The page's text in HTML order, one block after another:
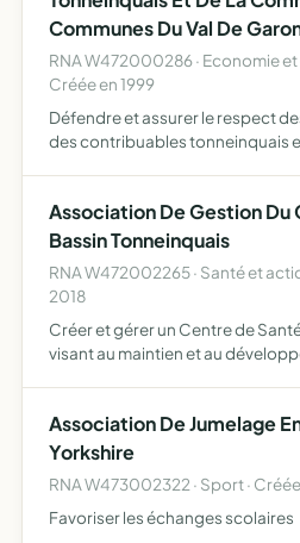
Communes Du Val De
RNA W472000286 · Economie
Créée en 1999
Défendre et assurer le respect
des contribuables tonneinquais
des groupe…
Association De Gestion Du
Bassin Tonneinquais
RNA W472002265 · Santé et
2018
Créer et gérer un Centre de
visant au maintien et au
Association De Jumelage
Yorkshire
RNA W473002322 · Sport ·
Favoriser les échanges scolaires